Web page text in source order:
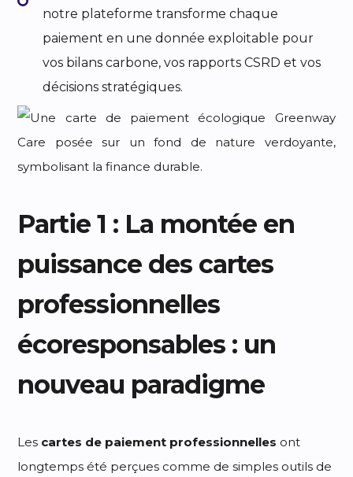
notre plateforme transforme chaque
paiement en une donnée exploitable pour
vos bilans carbone, vos rapports CSRD et vos
décisions stratégiques.
Partie 1 : La montée en
puissance des cartes
professionnelles
écoresponsables : un
nouveau paradigme
Les cartes de paiement professionnelles ont
longtemps été perçues comme de simples outils de